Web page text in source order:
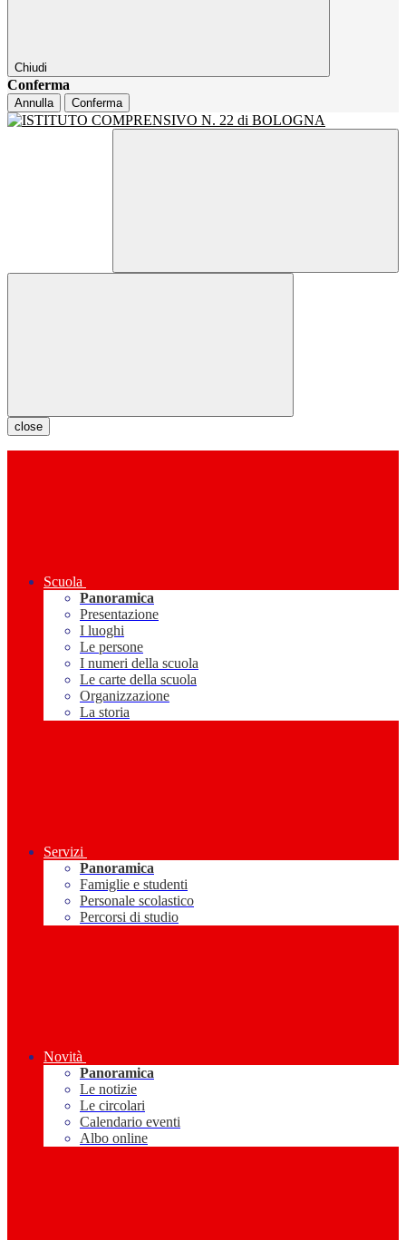
Chiudi
Conferma
Annulla Conferma
close
Scuola
Panoramica
Presentazione
I luoghi
Le persone
I numeri della scuola
Le carte della scuola
Organizzazione
La storia
Servizi
Panoramica
Famiglie e studenti
Personale scolastico
Percorsi di studio
Novità
Panoramica
Le notizie
Le circolari
Calendario eventi
Albo online